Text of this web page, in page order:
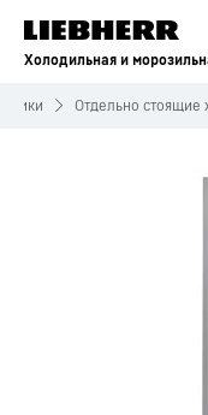
Холодильная и
Отдельно стоящие